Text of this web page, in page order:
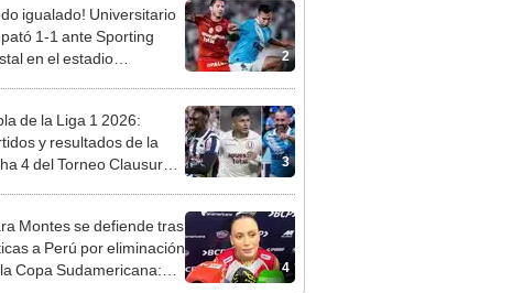
2
igualado! Universitario
1-1 ante Sporting
en el estadio
3
de la Liga 1 2026:
y resultados de la
4 del Torneo Clausura y
4
Montes se defiende tras
a Perú por eliminación
Copa Sudamericana: